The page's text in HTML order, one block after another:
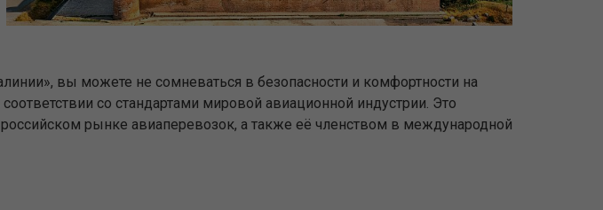
вы можете не сомневаться в безопасности и комфортности на
со стандартами мировой авиационной индустрии. Это
рынке авиаперевозок, а также её членством в международной